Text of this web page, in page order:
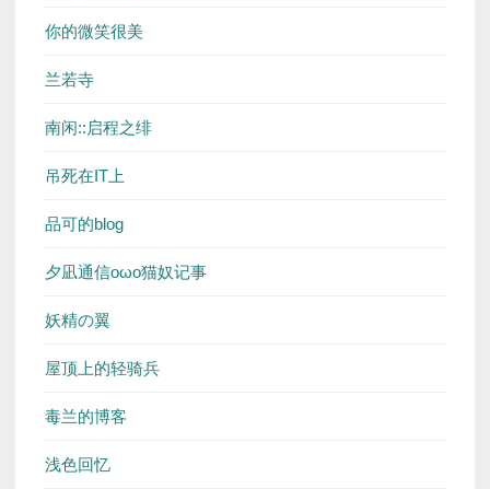
你的微笑很美
兰若寺
南闲::启程之绯
吊死在IT上
品可的blog
夕凪通信oωo猫奴记事
妖精の翼
屋顶上的轻骑兵
毒兰的博客
浅色回忆